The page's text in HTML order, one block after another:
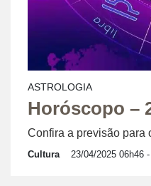
ASTROLOGIA
Horóscopo –
Confira a previsão para
Cultura 23/04/2025 06h46